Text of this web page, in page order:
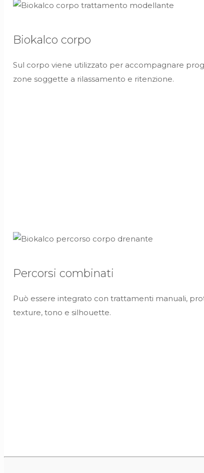
Biokalco corpo
Sul corpo viene utilizzato per accompagnare
zone soggette a rilassamento e ritenzione.
Percorsi combinati
Può essere integrato con trattamenti manuali,
texture, tono e silhouette.